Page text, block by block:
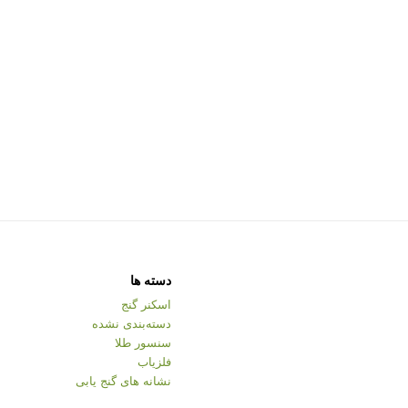
دسته ها
اسکنر گنج
دسته‌بندی نشده
سنسور طلا
فلزیاب
نشانه های گنج یابی